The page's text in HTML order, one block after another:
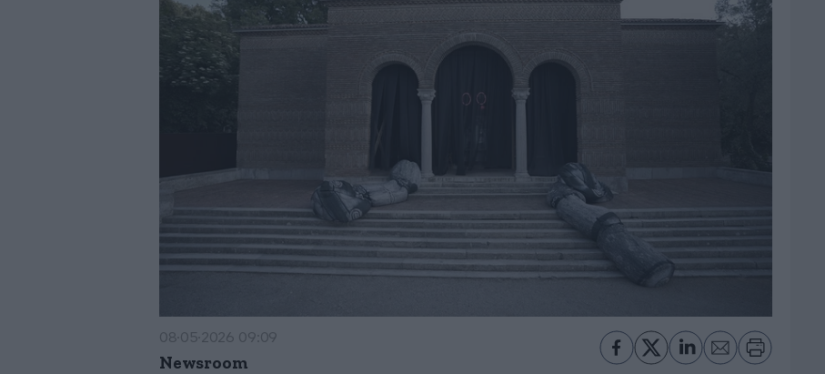
08·05·2026 09:09
Newsroom